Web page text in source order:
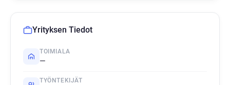
Yrityksen Tiedot
TOIMIALA
—
TYÖNTEKIJÄT